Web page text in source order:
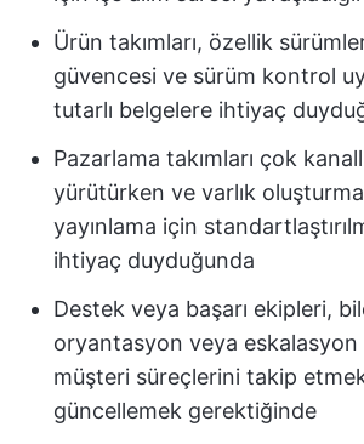
Ürün takımları, özellik
güvencesi ve sürüm kontrol
tutarlı belgelere ihtiyaç
Pazarlama takımları çok
yürütürken ve varlık
yayınlama için
ihtiyaç duyduğunda
Destek veya başarı ekipleri,
oryantasyon veya eskalasyon
müşteri süreçlerini takip
güncellemek gerektiğinde